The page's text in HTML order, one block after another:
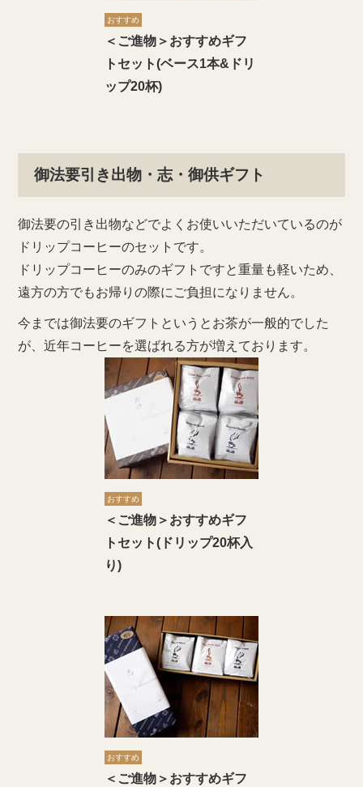
おすすめ
＜ご進物＞おすすめギフ
トセット(ベース1本&ドリ
ップ20杯)
御法要引き出物・志・御供ギフト
御法要の引き出物などでよくお使いいただいているのが
ドリップコーヒーのセットです。
ドリップコーヒーのみのギフトですと重量も軽いため、
遠方の方でもお帰りの際にご負担になりません。
今までは御法要のギフトというとお茶が一般的でした
が、近年コーヒーを選ばれる方が増えております。
おすすめ
＜ご進物＞おすすめギフ
トセット(ドリップ20杯入
り)
おすすめ
＜ご進物＞おすすめギフ